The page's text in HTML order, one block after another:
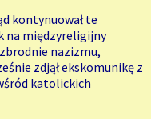
kontynuował te
na międzyreligijny
nazizmu,
zdjął ekskomunikę z
katolickich